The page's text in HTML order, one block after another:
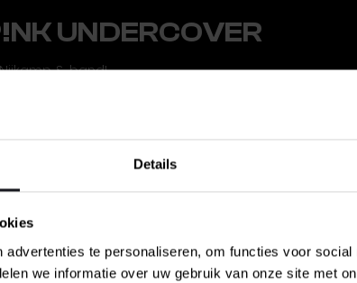
Details
te personaliseren, om functies voor social
we informatie over uw gebruik van onze site met
UNDERCOVER
& band!
BAKKER PLAYS